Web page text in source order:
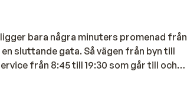
bara några minuters promenad från
sluttande gata. Så vägen från byn till
från 8:45 till 19:30 som går till och
erbjuder lägenheterna en magnifik utsikt